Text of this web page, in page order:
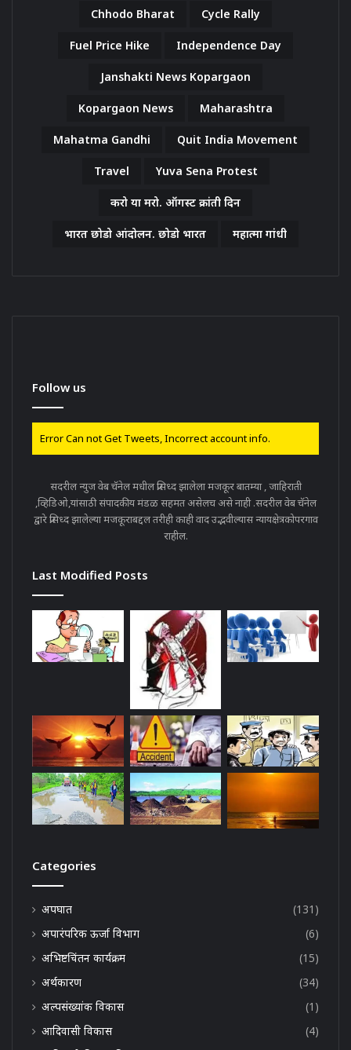
Chhodo Bharat Cycle Rally
Fuel Price Hike Independence Day
Janshakti News Kopargaon
Kopargaon News Maharashtra
Mahatma Gandhi Quit India Movement
Travel Yuva Sena Protest
करो या मरो. ऑगस्ट क्रांती दिन
भारत छोडो आंदोलन. छोडो भारत महात्मा गांधी
Follow us
Error Can not Get Tweets, Incorrect account info.
सदरील न्युज वेब चॅनेल मधील प्रसिध्द झालेला मजकूर बातम्या , जाहिराती
,व्हिडिओ,यांसाठी संपादकीय मंडळ सहमत असेलच असे नाही .सदरील वेब चॅनेल
द्वारे प्रसिध्द झालेल्या मजकूराबद्दल तरीही काही वाद उद्भवील्यास न्यायक्षेत्रकोपरगाव
राहील.
Last Modified Posts
Categories
अपघात
(131)
अपारंपरिक ऊर्जा विभाग
(6)
अभिष्टचिंतन कार्यक्रम
(15)
अर्थकारण
(34)
अल्पसंख्यांक विकास
(1)
आदिवासी विकास
(4)